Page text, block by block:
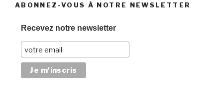
ABONNEZ-VOUS À NOTRE NEWSLETTER
Recevez notre newsletter